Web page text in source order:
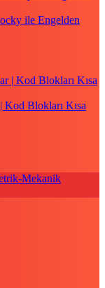
ile Engelden
Blokları Kısa
Mekanik